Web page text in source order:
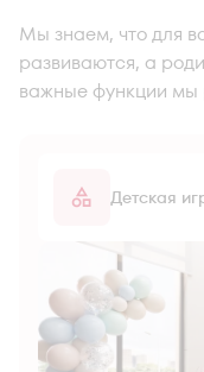
Мы знаем, что для
развиваются, а
важные функции мы
Детская